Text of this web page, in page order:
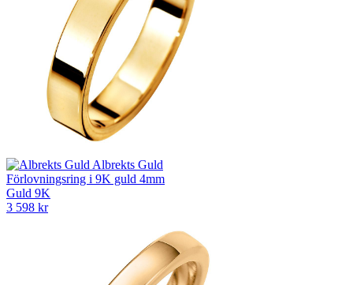
Albrekts Guld
Förlovningsring i 9K guld 4mm
Guld 9K
3 598 kr